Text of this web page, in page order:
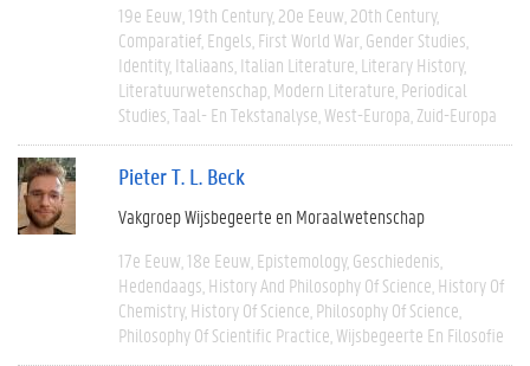
19e Eeuw 19th Century 20e Eeuw 20th Century
Comparatief Engels First World War Gender Studies
Identity Italiaans Italian Literature Literary History
Literatuurwetenschap Modern Literature Periodical
Studies Taal- En Tekstanalyse West-Europa Zuid-Europa
Pieter T. L. Beck
Vakgroep Wijsbegeerte en Moraalwetenschap
17e Eeuw 18e Eeuw Epistemology Geschiedenis
Hedendaags History And Philosophy Of Science History Of
Chemistry History Of Science Philosophy Of Science
Philosophy Of Scientific Practice Wijsbegeerte En Filosofie